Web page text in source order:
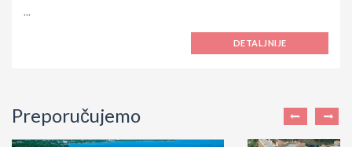
...
DETALJNIJE
Preporučujemo